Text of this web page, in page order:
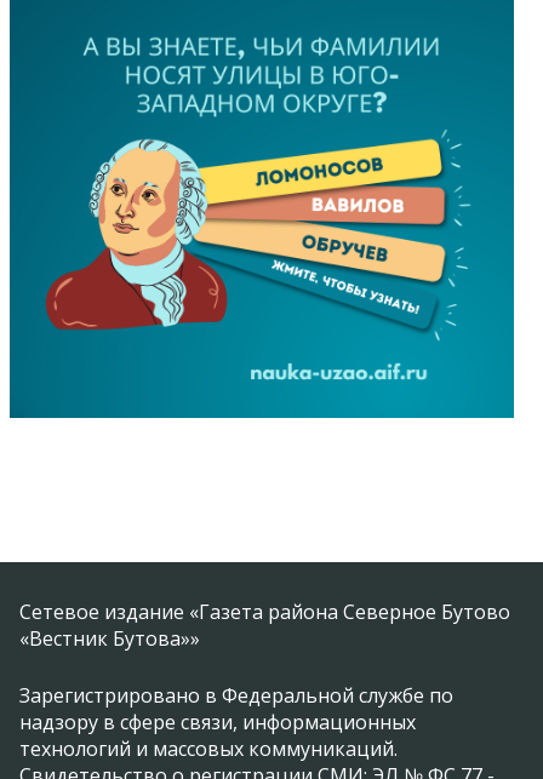
Сетевое издание «Газета района Северное Бутово
«Вестник Бутова»»
Зарегистрировано в Федеральной службе по
надзору в сфере связи, информационных
технологий и массовых коммуникаций.